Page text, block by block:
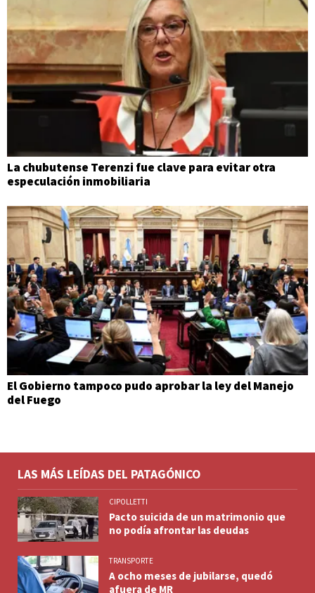
La chubutense Terenzi fue clave para evitar otra
especulación inmobiliaria
El Gobierno tampoco pudo aprobar la ley del Manejo
del Fuego
LAS MÁS LEÍDAS DEL PATAGÓNICO
CIPOLLETTI
Pacto suicida de un matrimonio que
no podía afrontar las deudas
TRANSPORTE
A ocho meses de jubilarse, quedó
afuera de MR